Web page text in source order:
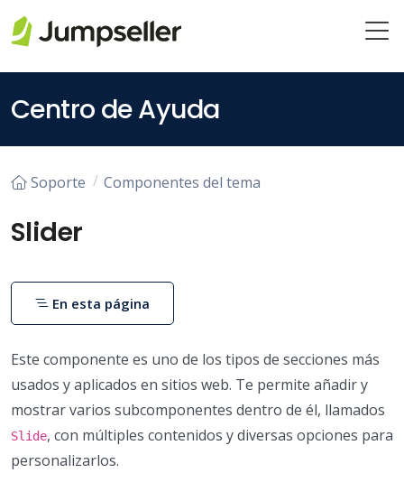
Centro de Ayuda
Soporte Componentes del tema
Slider
Este componente es uno de los tipos de secciones más
usados y aplicados en sitios web. Te permite añadir y
mostrar varios subcomponentes dentro de él, llamados
Slide, con múltiples contenidos y diversas opciones para
personalizarlos.
En esta página